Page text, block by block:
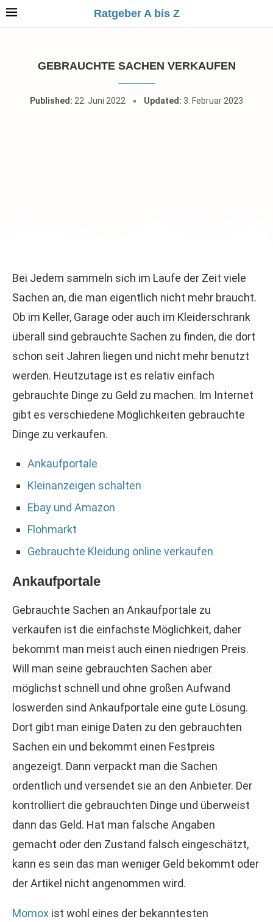
Ratgeber A bis Z
GEBRAUCHTE SACHEN VERKAUFEN
Published: 22. Juni 2022 Updated: 3. Februar 2023
Bei Jedem sammeln sich im Laufe der Zeit viele
Sachen an, die man eigentlich nicht mehr braucht.
Ob im Keller, Garage oder auch im Kleiderschrank
überall sind gebrauchte Sachen zu finden, die dort
schon seit Jahren liegen und nicht mehr benutzt
werden. Heutzutage ist es relativ einfach
gebrauchte Dinge zu Geld zu machen. Im Internet
gibt es verschiedene Möglichkeiten gebrauchte
Dinge zu verkaufen.
Ankaufportale
Kleinanzeigen schalten
Ebay und Amazon
Flohmarkt
Gebrauchte Kleidung online verkaufen
Ankaufportale
Gebrauchte Sachen an Ankaufportale zu
verkaufen ist die einfachste Möglichkeit, daher
bekommt man meist auch einen niedrigen Preis.
Will man seine gebrauchten Sachen aber
möglichst schnell und ohne großen Aufwand
loswerden sind Ankaufportale eine gute Lösung.
Dort gibt man einige Daten zu den gebrauchten
Sachen ein und bekommt einen Festpreis
angezeigt. Dann verpackt man die Sachen
ordentlich und versendet sie an den Anbieter. Der
kontrolliert die gebrauchten Dinge und überweist
dann das Geld. Hat man falsche Angaben
gemacht oder den Zustand falsch eingeschätzt,
kann es sein das man weniger Geld bekommt oder
der Artikel nicht angenommen wird.
Momox ist wohl eines der bekanntesten